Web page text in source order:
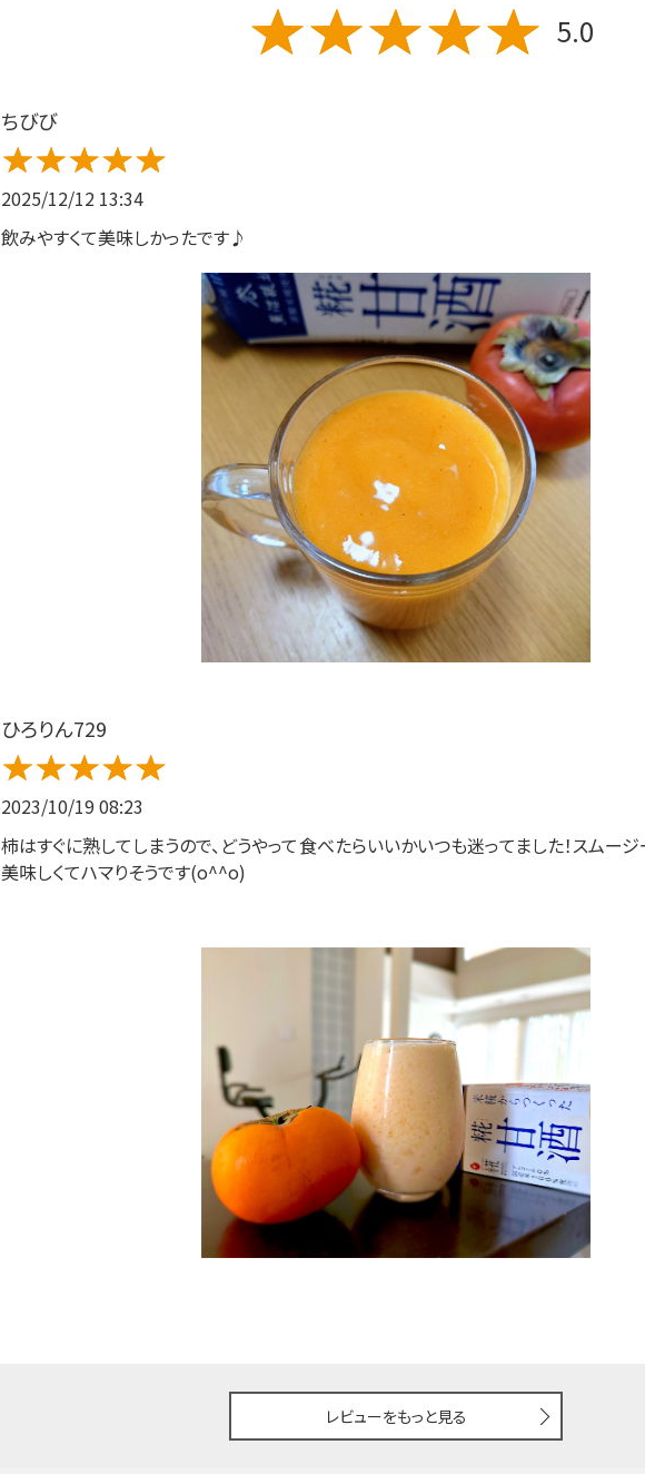
5.0
ちびび
2025/12/12 13:34
飲みやすくて美味しかったです♪
ひろりん729
2023/10/19 08:23
柿はすぐに熟してしまうので、どうやって食べたらいいかいつも迷ってました！スムージ
美味しくてハマりそうです(o^^o)
レビューをもっと見る